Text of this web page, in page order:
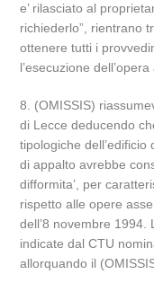
e’ rilasciato al
richiederlo”, rientrano
ottenere tutti i
l’esecuzione dell’opera
8. (OMISSIS)
di Lecce deducendo
tipologiche
di appalto avrebbe
difformita’, per
rispetto alle opere
dell’8 novembre 1994.
indicate dal CTU
allorquando il